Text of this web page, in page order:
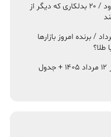
از ارشا اقدسی تا هالیوود / ۲۰ بدلکاری که دیگر از
بازارها امروز ۱۲ مرداد / برنده امروز بازارها
طلا؟
قیمت طلا و سکه امروز ۱۲ مرداد ۱۴۰۵ + جدول